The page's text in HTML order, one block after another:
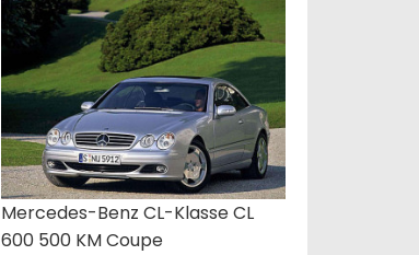
Mercedes-Benz CL-Klasse CL
600 500 KM Coupe